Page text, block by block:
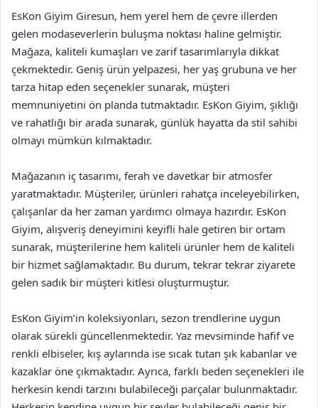
EsKon Giyim Giresun, hem yerel hem de çevre illerden
gelen modaseverlerin buluşma noktası haline gelmiştir.
Mağaza, kaliteli kumaşları ve zarif tasarımlarıyla dikkat
çekmektedir. Geniş ürün yelpazesi, her yaş grubuna ve her
tarza hitap eden seçenekler sunarak, müşteri
memnuniyetini ön planda tutmaktadır. EsKon Giyim, şıklığı
ve rahatlığı bir arada sunarak, günlük hayatta da stil sahibi
olmayı mümkün kılmaktadır.
Mağazanın iç tasarımı, ferah ve davetkar bir atmosfer
yaratmaktadır. Müşteriler, ürünleri rahatça inceleyebilirken,
çalışanlar da her zaman yardımcı olmaya hazırdır. EsKon
Giyim, alışveriş deneyimini keyifli hale getiren bir ortam
sunarak, müşterilerine hem kaliteli ürünler hem de kaliteli
bir hizmet sağlamaktadır. Bu durum, tekrar tekrar ziyarete
gelen sadık bir müşteri kitlesi oluşturmuştur.
EsKon Giyim’in koleksiyonları, sezon trendlerine uygun
olarak sürekli güncellenmektedir. Yaz mevsiminde hafif ve
renkli elbiseler, kış aylarında ise sıcak tutan şık kabanlar ve
kazaklar öne çıkmaktadır. Ayrıca, farklı beden seçenekleri ile
herkesin kendi tarzını bulabileceği parçalar bulunmaktadır.